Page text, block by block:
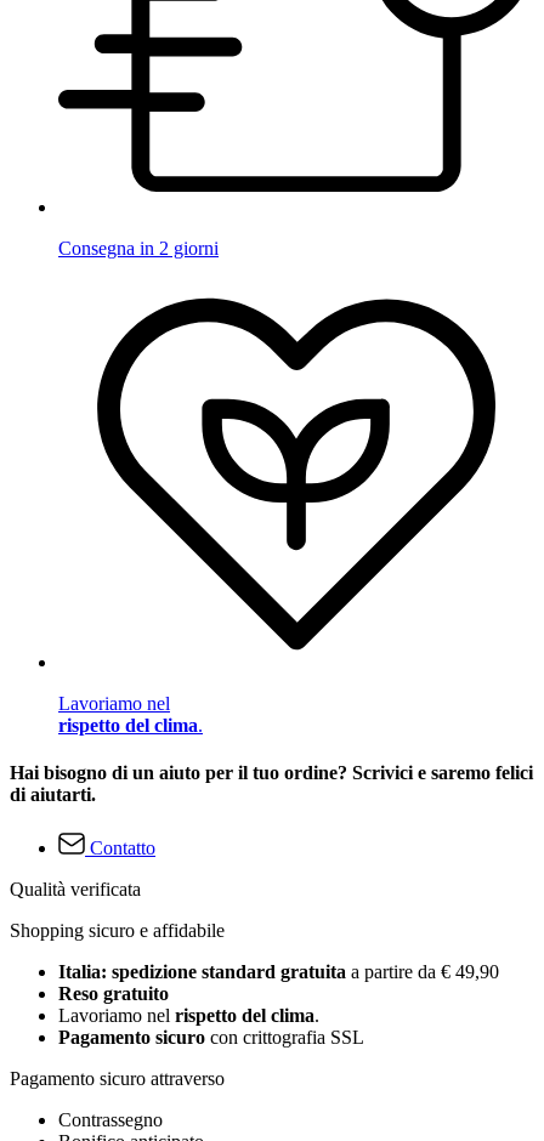
Consegna in 2 giorni
Lavoriamo nel
rispetto del clima.
Hai bisogno di un aiuto per il tuo ordine? Scrivici e saremo felici
di aiutarti.
Contatto
Qualità verificata
Shopping sicuro e affidabile
Italia: spedizione standard gratuita a partire da € 49,90
Reso gratuito
Lavoriamo nel rispetto del clima.
Pagamento sicuro con crittografia SSL
Pagamento sicuro attraverso
Contrassegno